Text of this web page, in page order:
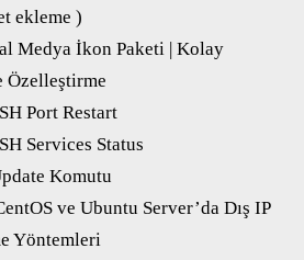
ekleme )
Medya İkon Paketi | Kolay
Özelleştirme
Port Restart
Services Status
Komutu
ve Ubuntu Server’da Dış IP
Yöntemleri